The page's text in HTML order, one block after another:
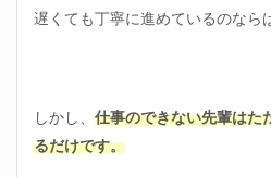
遅くても丁寧に進めているのなら
しかし、 仕事のできない先輩はた
るだけです。